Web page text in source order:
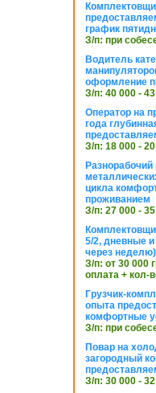
график
З/п: при
Водитель
оформление
З/п: 40 000 -
Оператор на
года
З/п: 18 000 -
Разнорабочий
цикла
проживанием
З/п: 27 000 -
5/2, дневные
через
З/п: от 30 000
оплата + кол-
Грузчик-
опыта
комфортные
З/п: при
Повар на
загородный
З/п: 30 000 -